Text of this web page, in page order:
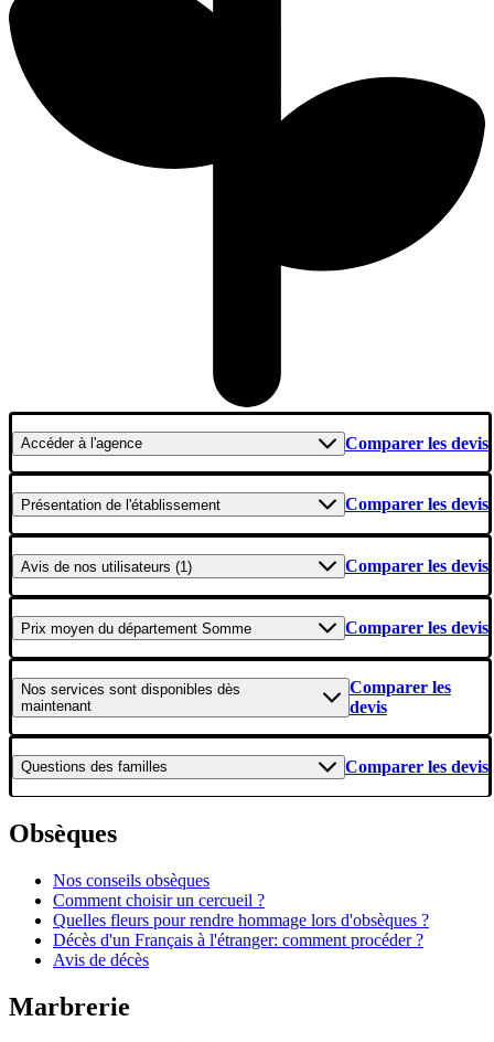
Accéderà l'agence Comparer les devis
Présentation de l'établissement Comparer les devis
Avis de nos utilisateurs (1) Comparer les devis
Prix moyen du département Somme Comparer les devis
Nos services sont disponibles dès
maintenant
Comparer les
devis
Questions des familles Comparer les devis
Obsèques
Nos conseils obsèques
Comment choisir un cercueil ?
Quelles fleurs pour rendre hommage lors d'obsèques ?
Décès d'un Français à l'étranger: comment procéder ?
Avis de décès
Marbrerie